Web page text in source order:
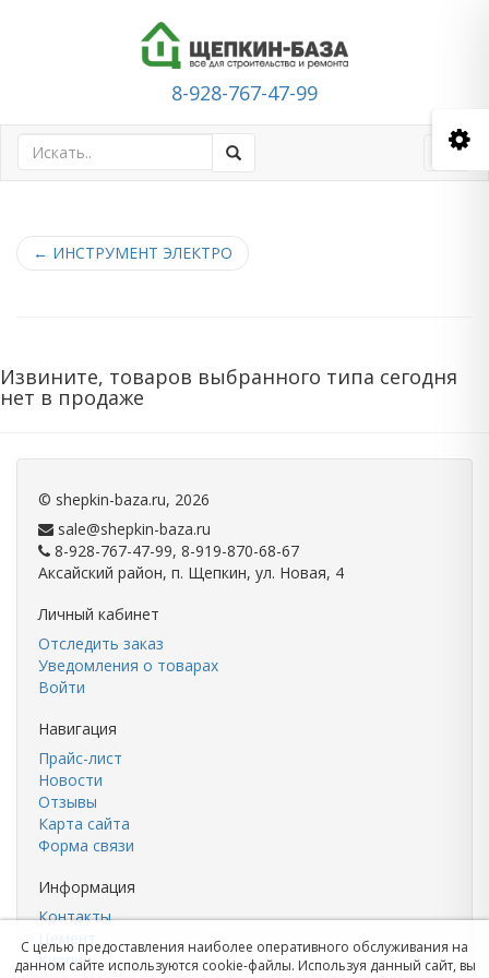
8-928-767-47-99
← ИНСТРУМЕНТ ЭЛЕКТРО
Извините, товаров выбранного типа сегодня
нет в продаже
© shepkin-baza.ru, 2026
sale@shepkin-baza.ru
8-928-767-47-99, 8-919-870-68-67
Аксайский район, п. Щепкин, ул. Новая, 4
Личный кабинет
Отследить заказ
Уведомления о товарах
Войти
Навигация
Прайс-лист
Новости
Отзывы
Карта сайта
Форма связи
Информация
Контакты
Кирпич
С целью предоставления наиболее оперативного обслуживания на
данном сайте используются cookie-файлы. Используя данный сайт, вы